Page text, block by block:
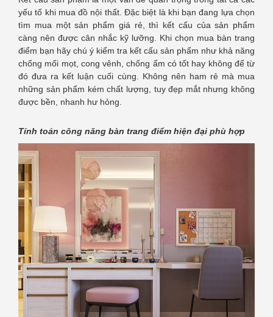
yếu tố khi mua đồ nội thất. Đặc biệt là khi bạn đang lựa chọn
tìm mua một sản phẩm giá rẻ, thì kết cấu của sản phẩm
càng nên được cân nhắc kỹ lưỡng. Khi chọn mua bàn trang
điểm bạn hãy chú ý kiểm tra kết cấu sản phẩm như khả năng
chống mối mọt, cong vênh, chống ẩm có tốt hay không để từ
đó đưa ra kết luận cuối cùng. Không nên ham rẻ mà mua
những sản phẩm kém chất lượng, tuy đẹp mắt nhưng không
được bền, nhanh hư hỏng.
Tính toán công năng bàn trang điểm hiện đại phù hợp